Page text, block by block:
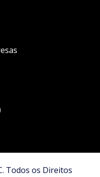
Todos os Direitos